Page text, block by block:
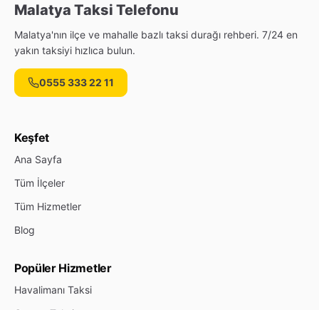
Malatya Taksi Telefonu
Malatya'nın ilçe ve mahalle bazlı taksi durağı rehberi. 7/24 en
yakın taksiyi hızlıca bulun.
0555 333 22 11
Keşfet
Ana Sayfa
Tüm İlçeler
Tüm Hizmetler
Blog
Popüler Hizmetler
Havalimanı Taksi